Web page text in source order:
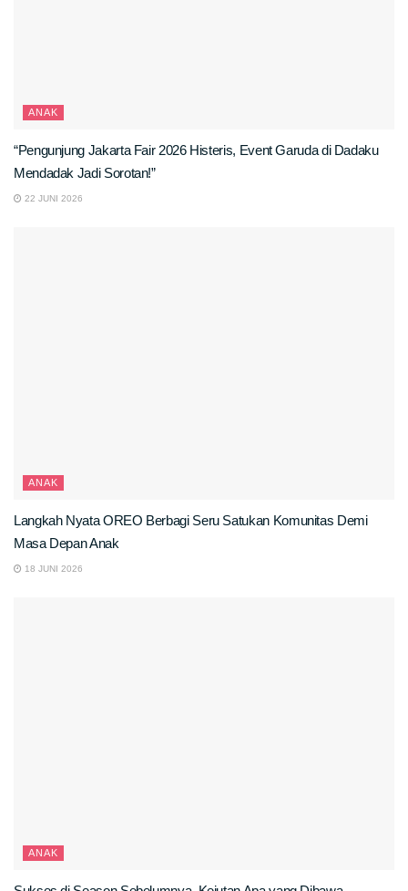
ANAK
“Pengunjung Jakarta Fair 2026 Histeris, Event Garuda di Dadaku
Mendadak Jadi Sorotan!”
22 JUNI 2026
ANAK
Langkah Nyata OREO Berbagi Seru Satukan Komunitas Demi
Masa Depan Anak
18 JUNI 2026
ANAK